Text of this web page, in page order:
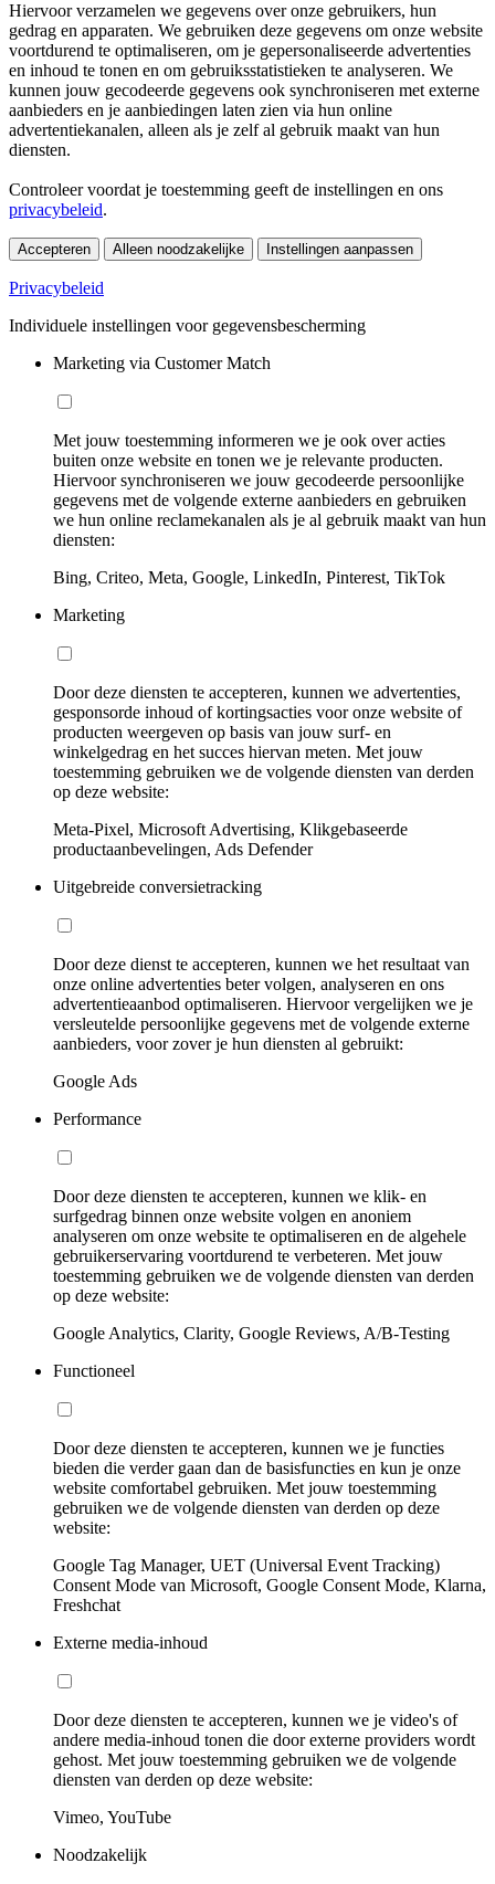
Hiervoor verzamelen we gegevens over onze gebruikers, hun
gedrag en apparaten. We gebruiken deze gegevens om onze website
voortdurend te optimaliseren, om je gepersonaliseerde advertenties
en inhoud te tonen en om gebruiksstatistieken te analyseren. We
kunnen jouw gecodeerde gegevens ook synchroniseren met externe
aanbieders en je aanbiedingen laten zien via hun online
advertentiekanalen, alleen als je zelf al gebruik maakt van hun
diensten.
Controleer voordat je toestemming geeft de instellingen en ons
privacybeleid.
Accepteren Alleen noodzakelijke Instellingen aanpassen
Privacybeleid
Individuele instellingen voor gegevensbescherming
Marketing via Customer Match
Met jouw toestemming informeren we je ook over acties
buiten onze website en tonen we je relevante producten.
Hiervoor synchroniseren we jouw gecodeerde persoonlijke
gegevens met de volgende externe aanbieders en gebruiken
we hun online reclamekanalen als je al gebruik maakt van hun
diensten:
Bing, Criteo, Meta, Google, LinkedIn, Pinterest, TikTok
Marketing
Door deze diensten te accepteren, kunnen we advertenties,
gesponsorde inhoud of kortingsacties voor onze website of
producten weergeven op basis van jouw surf- en
winkelgedrag en het succes hiervan meten. Met jouw
toestemming gebruiken we de volgende diensten van derden
op deze website:
Meta-Pixel, Microsoft Advertising, Klikgebaseerde
productaanbevelingen, Ads Defender
Uitgebreide conversietracking
Door deze dienst te accepteren, kunnen we het resultaat van
onze online advertenties beter volgen, analyseren en ons
advertentieaanbod optimaliseren. Hiervoor vergelijken we je
versleutelde persoonlijke gegevens met de volgende externe
aanbieders, voor zover je hun diensten al gebruikt:
Google Ads
Performance
Door deze diensten te accepteren, kunnen we klik- en
surfgedrag binnen onze website volgen en anoniem
analyseren om onze website te optimaliseren en de algehele
gebruikerservaring voortdurend te verbeteren. Met jouw
toestemming gebruiken we de volgende diensten van derden
op deze website:
Google Analytics, Clarity, Google Reviews, A/B-Testing
Functioneel
Door deze diensten te accepteren, kunnen we je functies
bieden die verder gaan dan de basisfuncties en kun je onze
website comfortabel gebruiken. Met jouw toestemming
gebruiken we de volgende diensten van derden op deze
website:
Google Tag Manager, UET (Universal Event Tracking)
Consent Mode van Microsoft, Google Consent Mode, Klarna,
Freshchat
Externe media-inhoud
Door deze diensten te accepteren, kunnen we je video's of
andere media-inhoud tonen die door externe providers wordt
gehost. Met jouw toestemming gebruiken we de volgende
diensten van derden op deze website:
Vimeo, YouTube
Noodzakelijk